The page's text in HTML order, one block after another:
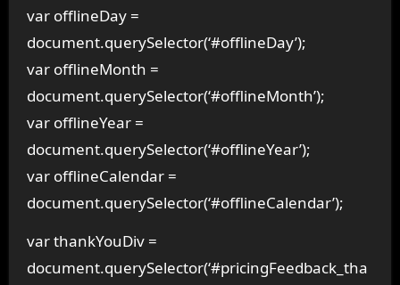
var offlineDay =
document.querySelector(‘#offlineDay’);
var offlineMonth =
document.querySelector(‘#offlineMonth’);
var offlineYear =
document.querySelector(‘#offlineYear’);
var offlineCalendar =
document.querySelector(‘#offlineCalendar’);
var thankYouDiv =
document.querySelector(‘#pricingFeedback_tha